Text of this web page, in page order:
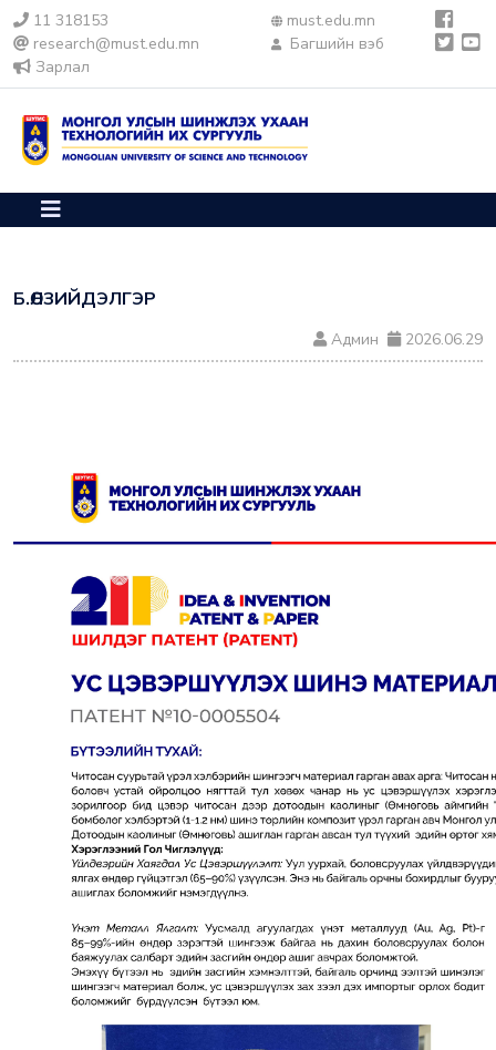
11 318153
research@must.edu.mn
Зарлал
must.edu.mn
Багшийн вэб
Б.ӨЛЗИЙДЭЛГЭР
Админ 2026.06.29